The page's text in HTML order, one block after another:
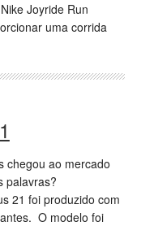
Joyride Run
uma corrida
chegou ao mercado
palavras?
21 foi produzido com
O modelo foi